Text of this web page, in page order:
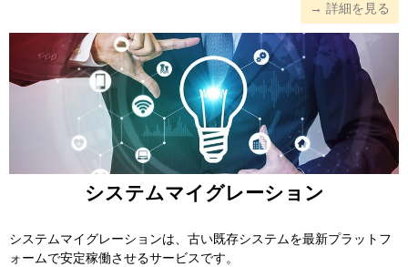
→ 詳細を見る
システムマイグレーション
システムマイグレーションは、古い既存システムを最新プラットフ
ォームで安定稼働させるサービスです。